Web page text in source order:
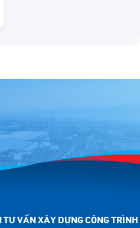
TƯ VẤN XÂY DỰNG CÔNG TRÌNH